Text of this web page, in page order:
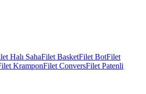
Halı SahaFilet BasketFilet BotFilet
KramponFilet ConversFilet Patenli